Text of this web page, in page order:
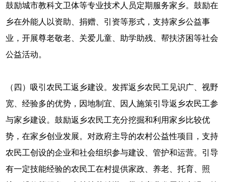
鼓励城市教科文卫体等专业技术人员定期服务家乡。鼓励在
乡在外能人以资助、捐赠、引资等形式，支持家乡公益事
业，开展尊老敬老、关爱儿童、助学助残、帮扶济困等社会
公益活动。
（四）吸引农民工返乡建设。发挥返乡农民工见识广、视野
宽、经验多的优势，因地制宜、因人施策引导返乡农民工参
与家乡建设。鼓励返乡农民工充分挖掘和利用家乡比较优
势，在家乡创业发展。对政府主导的农村公益性项目，支持
农民工创设的企业和社会组织参与建设、管护和运营。引导
有一定技能经验的农民工在村提供家政、养老、托育、照